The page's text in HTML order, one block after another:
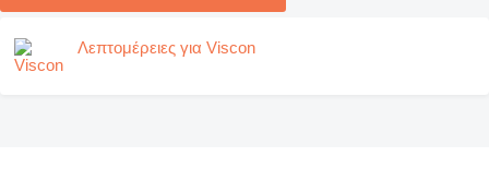
Λεπτομέρειες για Viscon